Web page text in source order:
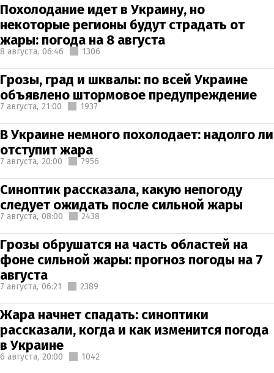
Похолодание идет в Украину, но
некоторые регионы будут страдать от
жары: погода на 8 августа
8 августа, 06:46 1306
Грозы, град и шквалы: по всей Украине
объявлено штормовое предупреждение
7 августа, 21:00 1937
В Украине немного похолодает: надолго ли
отступит жара
7 августа, 20:00 7956
Синоптик рассказала, какую непогоду
следует ожидать после сильной жары
7 августа, 08:00 2438
Грозы обрушатся на часть областей на
фоне сильной жары: прогноз погоды на 7
августа
7 августа, 06:21 2389
Жара начнет спадать: синоптики
рассказали, когда и как изменится погода
в Украине
6 августа, 20:00 1042